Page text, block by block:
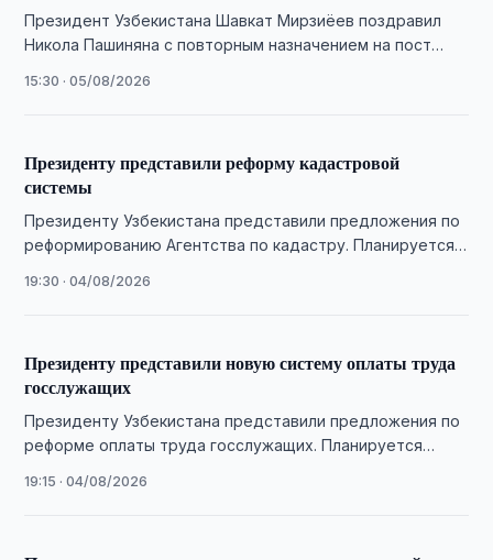
Президент Узбекистана Шавкат Мирзиёев поздравил
Никола Пашиняна с повторным назначением на пост
15:30 · 05/08/2026
Президенту представили реформу кадастровой
системы
Президенту Узбекистана представили предложения по
реформированию Агентства по кадастру. Планируется
расширить полномочия территориальных …
19:30 · 04/08/2026
Президенту представили новую систему оплаты труда
госслужащих
Президенту Узбекистана представили предложения по
реформе оплаты труда госслужащих. Планируется
к результатам работы.
19:15 · 04/08/2026